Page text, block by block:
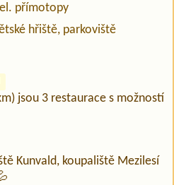
přímotopy
hřiště, parkoviště
jsou 3 restaurace s možností
Kunvald, koupaliště Mezilesí